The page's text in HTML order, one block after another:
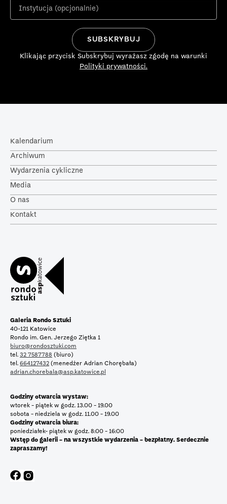
Klikając przycisk Subskrybuj wyrażasz zgodę na warunki
Polityki prywatności.
Kalendarium
Archiwum
Wydarzenia cykliczne
Media
O nas
Kontakt
Galeria Rondo Sztuki
40-121 Katowice
Rondo im. Gen. Jerzego Ziętka 1
biuro@rondosztuki.com
tel. 32 7587788 (biuro)
tel. 664127432 (menedżer Adrian Chorębała)
adrian.chorebala@asp.katowice.pl
Godziny otwarcia wystaw:
wtorek - piątek w godz. 13.00 - 19.00
sobota - niedziela w godz. 11.00 - 19.00
Godziny otwarcia biura:
poniedziałek- piątek w godz. 8:00 - 16:00
Wstęp do galerii - na wszystkie wydarzenia - bezpłatny. Serdecznie
zapraszamy!